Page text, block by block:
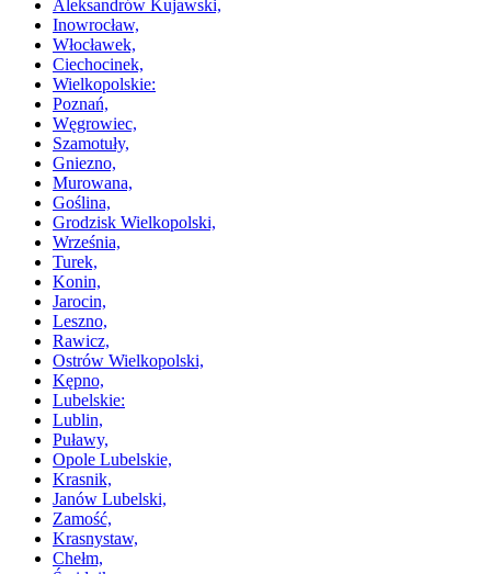
Aleksandrów Kujawski,
Inowrocław,
Włocławek,
Ciechocinek,
Wielkopolskie:
Poznań,
Węgrowiec,
Szamotuły,
Gniezno,
Murowana,
Goślina,
Grodzisk Wielkopolski,
Września,
Turek,
Konin,
Jarocin,
Leszno,
Rawicz,
Ostrów Wielkopolski,
Kępno,
Lubelskie:
Lublin,
Puławy,
Opole Lubelskie,
Krasnik,
Janów Lubelski,
Zamość,
Krasnystaw,
Chełm,